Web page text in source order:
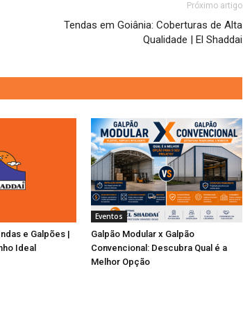
Próximo artigo
Tendas em Goiânia: Coberturas de Alta
Qualidade | El Shaddai
e Galpões |
Ideal
Eventos
Galpão Modular x Galpão
Convencional: Descubra Qual é a
Melhor Opção